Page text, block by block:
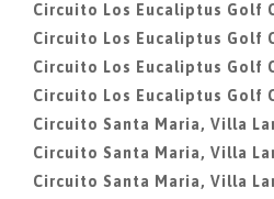
Circuito Los Eucaliptus Golf
Circuito Los Eucaliptus Golf
Circuito Los Eucaliptus Golf
Circuito Los Eucaliptus Golf
Circuito Santa Maria, Villa
Circuito Santa Maria, Villa
Circuito Santa Maria, Villa